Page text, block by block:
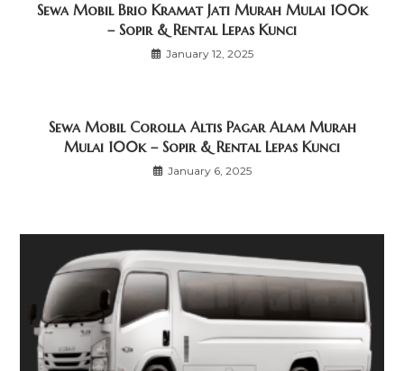
Sewa Mobil Brio Kramat Jati Murah Mulai 100k
– Sopir & Rental Lepas Kunci
January 12, 2025
Sewa Mobil Corolla Altis Pagar Alam Murah
Mulai 100k – Sopir & Rental Lepas Kunci
January 6, 2025